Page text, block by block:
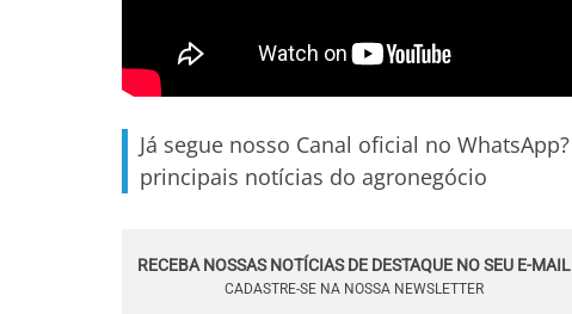
Já segue nosso Canal oficial no WhatsApp?
principais notícias do agronegócio
RECEBA NOSSAS NOTÍCIAS DE DESTAQUE NO SEU E-MAIL
CADASTRE-SE NA NOSSA NEWSLETTER